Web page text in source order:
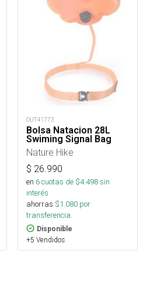
OUT41773
Bolsa Natacion 28L
Swiming Signal Bag
Nature Hike
$ 26.990
en 6cuotas de $4.498sin
interés
ahorras $1.080 por
transferencia.
Disponible
+5 Vendidos